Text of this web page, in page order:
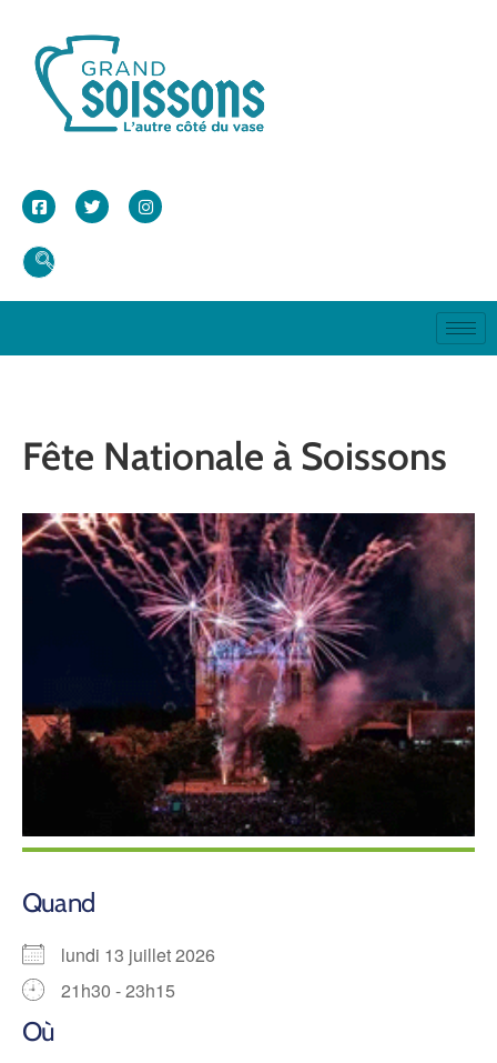
Fête Nationale à Soissons
Quand
lundi 13 juillet 2026
21h30 - 23h15
Où